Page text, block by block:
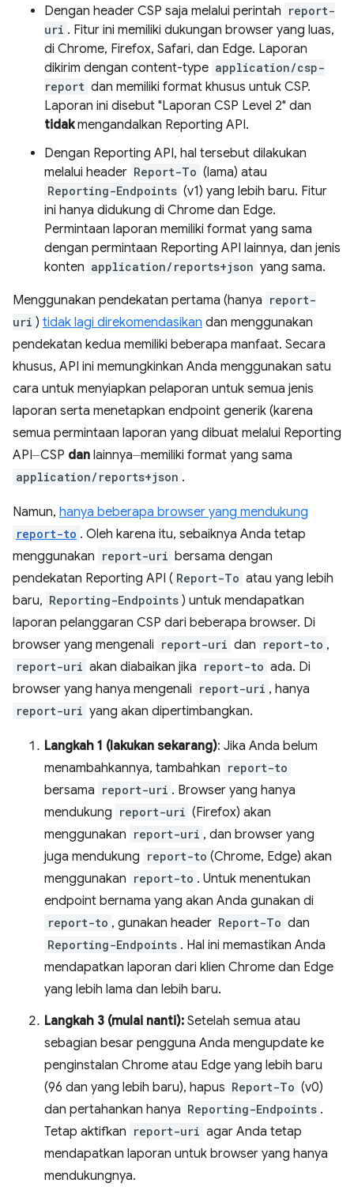
Dengan header CSP saja melalui perintah report-
uri . Fitur ini memiliki dukungan browser yang luas,
di Chrome, Firefox, Safari, dan Edge. Laporan
dikirim dengan content-type application/csp-
report dan memiliki format khusus untuk CSP.
Laporan ini disebut "Laporan CSP Level 2" dan
tidakmengandalkan Reporting API.
Dengan Reporting API, hal tersebut dilakukan
melalui header Report-To (lama) atau
Reporting-Endpoints (v1) yang lebih baru. Fitur
ini hanya didukung di Chrome dan Edge.
Permintaan laporan memiliki format yang sama
dengan permintaan Reporting API lainnya, dan jenis
konten application/reports+json yang sama.
Menggunakan pendekatan pertama (hanya report-
uri ) tidak lagi direkomendasikan dan menggunakan
pendekatan kedua memiliki beberapa manfaat. Secara
khusus, API ini memungkinkan Anda menggunakan satu
cara untuk menyiapkan pelaporan untuk semua jenis
laporan serta menetapkan endpoint generik (karena
semua permintaan laporan yang dibuat melalui Reporting
API⏤CSP dan lainnya⏤memiliki format yang sama
application/reports+json .
Namun, hanya beberapa browser yang mendukung
report-to . Oleh karena itu, sebaiknya Anda tetap
menggunakan report-uri bersama dengan
pendekatan Reporting API ( Report-To atau yang lebih
baru, Reporting-Endpoints ) untuk mendapatkan
laporan pelanggaran CSP dari beberapa browser. Di
browser yang mengenali report-uri dan report-to ,
report-uri akan diabaikan jika report-to ada. Di
browser yang hanya mengenali report-uri , hanya
report-uri yang akan dipertimbangkan.
Langkah 1 (lakukan sekarang): Jika Anda belum
menambahkannya, tambahkan report-to
bersama report-uri . Browser yang hanya
mendukung report-uri (Firefox) akan
menggunakan report-uri , dan browser yang
juga mendukung report-to (Chrome, Edge) akan
menggunakan report-to . Untuk menentukan
endpoint bernama yang akan Anda gunakan di
report-to , gunakan header Report-To dan
Reporting-Endpoints . Hal ini memastikan Anda
mendapatkan laporan dari klien Chrome dan Edge
yang lebih lama dan lebih baru.
Langkah 3 (mulai nanti): Setelah semua atau
sebagian besar pengguna Anda mengupdate ke
penginstalan Chrome atau Edge yang lebih baru
(96 dan yang lebih baru), hapus Report-To (v0)
dan pertahankan hanya Reporting-Endpoints .
Tetap aktifkan report-uri agar Anda tetap
mendapatkan laporan untuk browser yang hanya
mendukungnya.